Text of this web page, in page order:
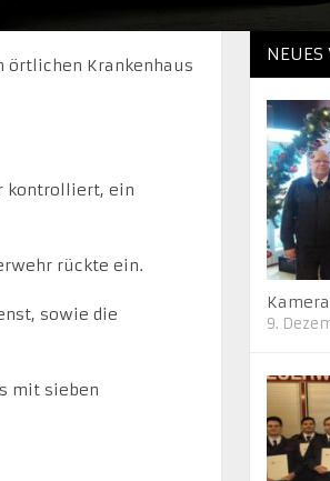
örtlichen Krankenhaus
kontrolliert, ein
rückte ein.
sowie die
mit sieben
NEUES
9.